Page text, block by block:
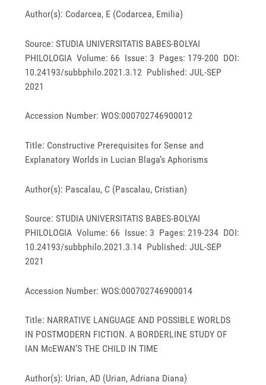
Author(s): Codarcea, E (Codarcea, Emilia)
Source: STUDIA UNIVERSITATIS BABES-BOLYAI
PHILOLOGIA Volume: 66 Issue: 3 Pages: 179-200 DOI:
10.24193/subbphilo.2021.3.12 Published: JUL-SEP
2021
Accession Number: WOS:000702746900012
Title: Constructive Prerequisites for Sense and
Explanatory Worlds in Lucian Blaga’s Aphorisms
Author(s): Pascalau, C (Pascalau, Cristian)
Source: STUDIA UNIVERSITATIS BABES-BOLYAI
PHILOLOGIA Volume: 66 Issue: 3 Pages: 219-234 DOI:
10.24193/subbphilo.2021.3.14 Published: JUL-SEP
2021
Accession Number: WOS:000702746900014
Title: NARRATIVE LANGUAGE AND POSSIBLE WORLDS
IN POSTMODERN FICTION. A BORDERLINE STUDY OF
IAN McEWAN’S THE CHILD IN TIME
Author(s): Urian, AD (Urian, Adriana Diana)